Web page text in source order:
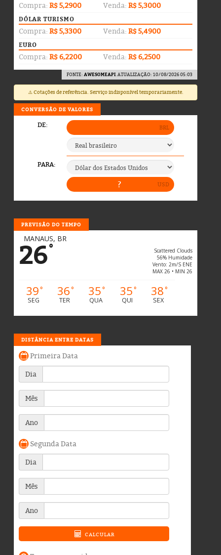
Compra: R$ 5,2900 Venda: R$ 5,3000
DÓLAR TURISMO
Compra: R$ 5,3300 Venda: R$ 5,4900
EURO
Compra: R$ 6,2200 Venda: R$ 6,2500
FONTE: AWESOMEAPI. ATUALIZAÇÃO: 10/08/2026 05:03
⚠️ Cotações de referência. Serviço indisponível temporariamente.
CONVERSÃO DE VALORES
PREVISÃO DO TEMPO
MANAUS, BR
26°
Scattered Clouds
56% Humidade
Vento: 2m/s ENE
MAX 26 • MIN 26
39°
SEG
36°
TER
35°
QUA
35°
QUI
38°
SEX
DISTÂNCIA ENTRE DATAS